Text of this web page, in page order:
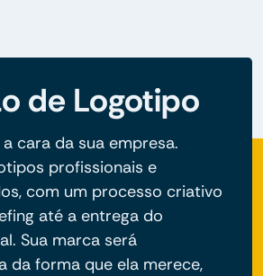
de Logotipo
cara da sua empresa.
profissionais e
com um processo criativo
até a entrega do
Sua marca será
da forma que ela merece,